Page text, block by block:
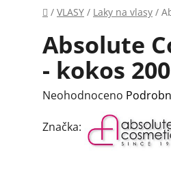
Domů
/ VLASY / Laky na vlasy /
Absolute
- kokos
Průměrné
produktu
Neohodnoceno
Značka: